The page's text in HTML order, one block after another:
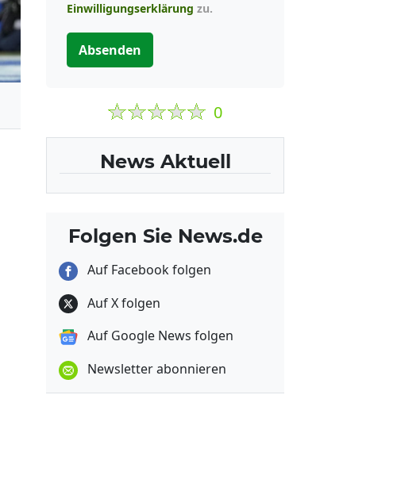
Einwilligungserklärung zu.
Absenden
0
News Aktuell
Folgen Sie News.de
Auf Facebook folgen
Auf X folgen
Auf Google News folgen
Newsletter abonnieren